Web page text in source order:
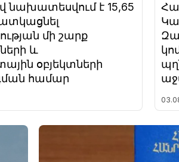
նախատեսվում է 15,65
մի շարք
և
օբյեկտների
համար